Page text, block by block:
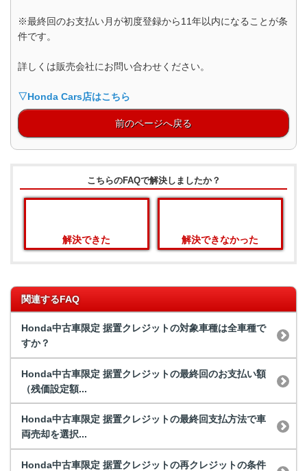
※最終回のお支払い月が初度登録から11年以内になることが条
件です。
詳しくは販売会社にお問い合わせください。
▽Honda Cars店はこちら
前のページへ戻る
こちらのFAQで解決しましたか？
解決できた 解決できなかった
関連するFAQ
Honda中古車限定 据置クレジットの対象車種は全車種で
すか？
Honda中古車限定 据置クレジットの最終回のお支払い額
（残価設定額...
Honda中古車限定 据置クレジットの最終回支払方法で車
両売却を選択...
Honda中古車限定 据置クレジットの再クレジットの条件